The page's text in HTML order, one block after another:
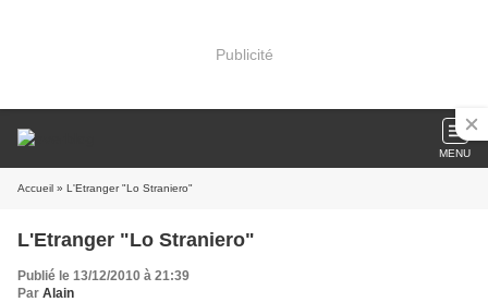
Publicité
MENU
Accueil » L'Etranger "Lo Straniero"
L'Etranger "Lo Straniero"
Publié le 13/12/2010 à 21:39
Par Alain